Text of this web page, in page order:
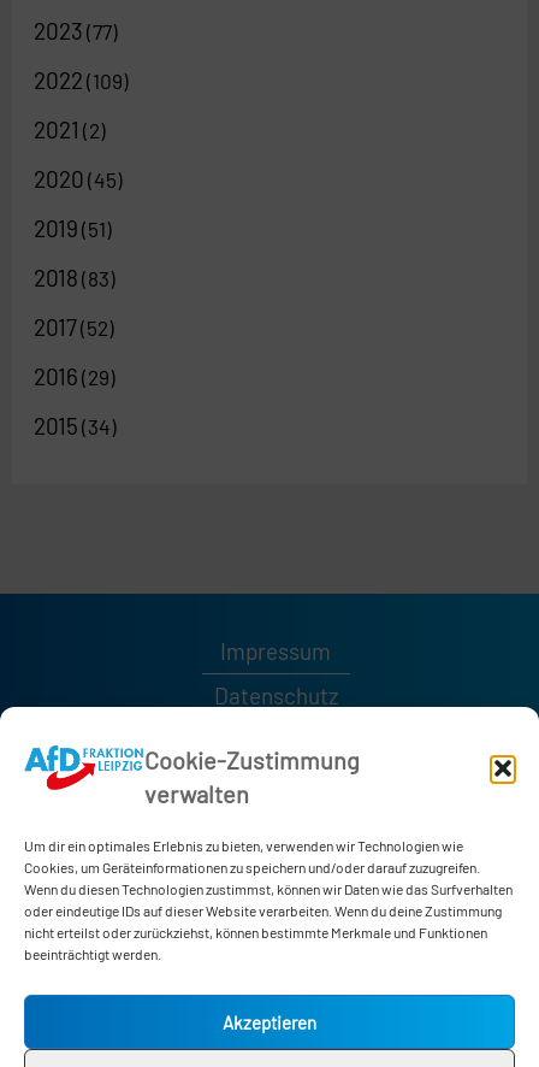
Cookie-Zustimmung
verwalten
Um dir ein optimales Erlebnis zu bieten, verwenden wir Technologien wie
Cookies, um Geräteinformationen zu speichern und/oder darauf zuzugreifen.
Wenn du diesen Technologien zustimmst, können wir Daten wie das Surfverhalten
oder eindeutige IDs auf dieser Website verarbeiten. Wenn du deine Zustimmung
nicht erteilst oder zurückziehst, können bestimmte Merkmale und Funktionen
beeinträchtigt werden.
Akzeptieren
2023 (77)
2022 (109)
2021 (2)
2020 (45)
2019 (51)
2018 (83)
2017(52)
2016 (29)
2015 (34)
Neues Rathaus
04109 Leipzig
Zimmer 178
Impressum
Datenschutz
0341 / 1232189
0341 / 1232185
afd-fraktion@leipzig.de